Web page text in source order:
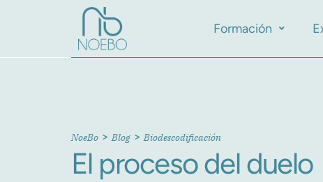
Formación
NoeBo >Blog >Biodescodificación
El proceso del duelo